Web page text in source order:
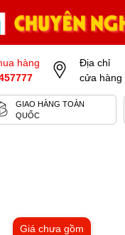
hàng
Địa chỉ
cửa hàng
GIAO HÀNG TOÀN
QUỐC
Giá chưa gồm